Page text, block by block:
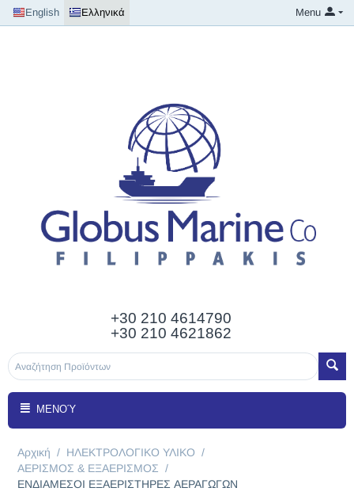
English Ελληνικά Menu
+30 210 4614790
+30 210 4621862
ΜΕΝΟΎ
Αρχική / ΗΛΕΚΤΡΟΛΟΓΙΚΟ ΥΛΙΚΟ /
ΑΕΡΙΣΜΟΣ & ΕΞΑΕΡΙΣΜΟΣ /
ΕΝΔΙΑΜΕΣΟΙ ΕΞΑΕΡΙΣΤΗΡΕΣ ΑΕΡΑΓΩΓΩΝ